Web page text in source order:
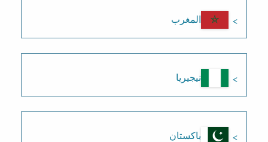
المغرب
نيجيريا
باكستان